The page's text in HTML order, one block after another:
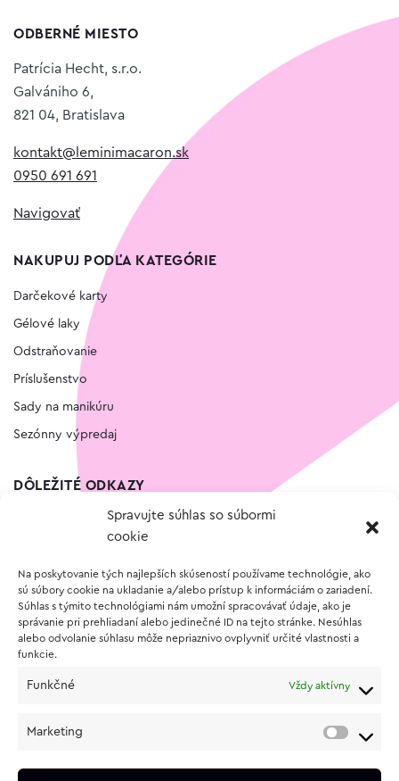
Spravujte súhlas so súbormi
cookie
Na poskytovanie tých najlepších skúseností používame technológie, ako
sú súbory cookie na ukladanie a/alebo prístup k informáciám o zariadení.
Súhlas s týmito technológiami nám umožní spracovávať údaje, ako je
správanie pri prehliadaní alebo jedinečné ID na tejto stránke. Nesúhlas
alebo odvolanie súhlasu môže nepriaznivo ovplyvniť určité vlastnosti a
funkcie.
Funkčné Vždy aktívny
Marketing
ODBERNÉ MIESTO
Patrícia Hecht, s.r.o.
Galvániho 6,
821 04, Bratislava
kontakt@leminimacaron.sk
0950 691 691
Navigovať
NAKUPUJ PODĽA KATEGÓRIE
Darčekové karty
Gélové laky
Odstraňovanie
Príslušenstvo
Sady na manikúru
Sezónny výpredaj
DÔLEŽITÉ ODKAZY
Vernostný program
O NÁKUPE
Vrátenie a reklamácia tovaru